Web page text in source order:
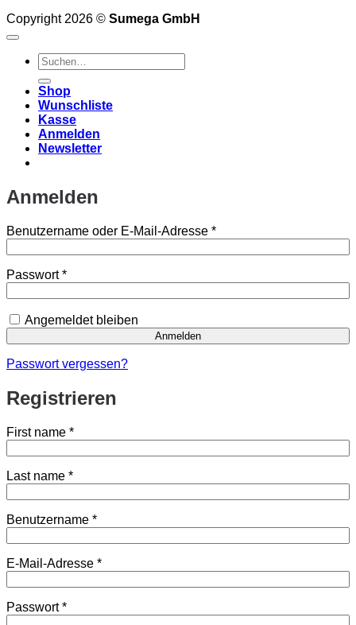
Copyright 2026 © Sumega GmbH
Suchen
nach:
Shop
Wunschliste
Kasse
Anmelden
Newsletter
Anmelden
Benutzername oder E-Mail-Adresse *Erforderlich
Passwort*Erforderlich
Angemeldet bleiben
Anmelden
Passwort vergessen?
Registrieren
First name *
Last name *
Benutzername *Erforderlich
E-Mail-Adresse *Erforderlich
Passwort*Erforderlich